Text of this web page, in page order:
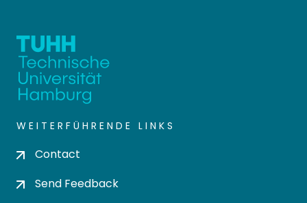
WEITERFÜHRENDE LINKS
Contact
Send Feedback